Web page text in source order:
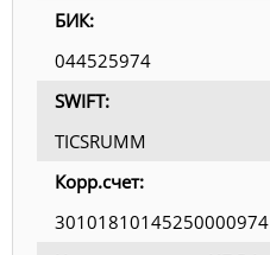
БИК:
044525974
SWIFT:
TICSRUMM
Корр.счет:
30101810145250000974